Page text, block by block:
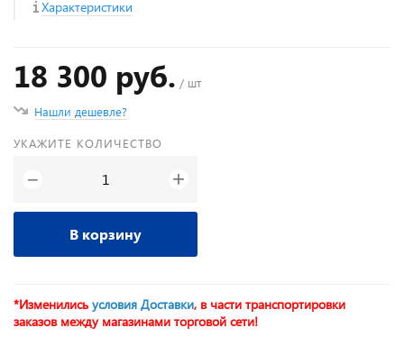
Характеристики
18 300 руб. / шт
Нашли дешевле?
УКАЖИТЕ КОЛИЧЕСТВО
− +
В корзину
*Изменились условия Доставки, в части транспортировки
заказов между магазинами торговой сети!